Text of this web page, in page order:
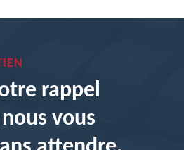
rappel
vous